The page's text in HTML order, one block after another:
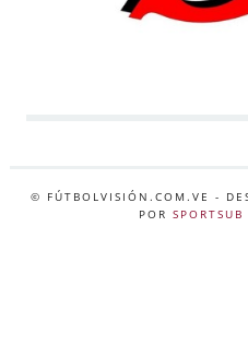
© FÚTBOLVISIÓN.COM.VE -
POR